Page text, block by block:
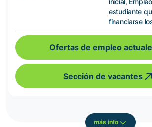
inicial,
estudiante
financiarse
Ofertas de empleo
Sección de vacantes
más info